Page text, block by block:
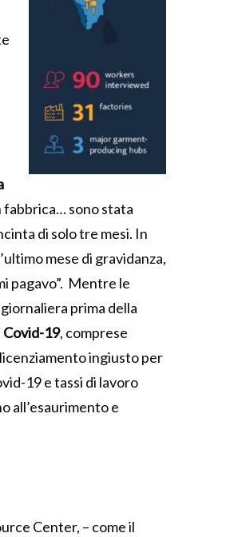
fabbrica… sono stata
di solo tre mesi. In
mese di gravidanza,
pagavo”. Mentre le
prima della
Covid-19, comprese
ingiusto per
19 e tassi di lavoro
all’esaurimento e
Center, – come il